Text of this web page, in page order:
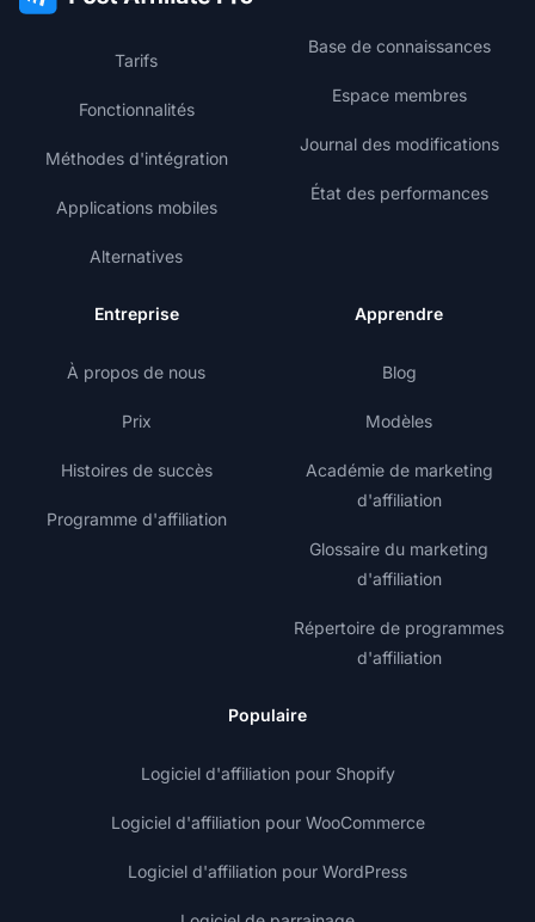
Tarifs
Fonctionnalités
Méthodes d'intégration
Applications mobiles
Alternatives
Base de connaissances
Espace membres
Journal des modifications
État des performances
Entreprise
À propos de nous
Prix
Histoires de succès
Programme d'affiliation
Apprendre
Blog
Modèles
Académie de marketing
d'affiliation
Glossaire du marketing
d'affiliation
Répertoire de programmes
d'affiliation
Populaire
Logiciel d'affiliation pour Shopify
Logiciel d'affiliation pour WooCommerce
Logiciel d'affiliation pour WordPress